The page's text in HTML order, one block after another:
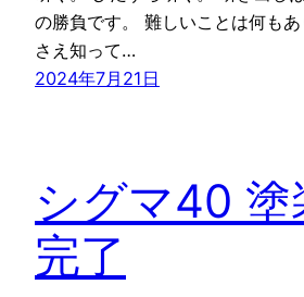
の勝負です。 難しいことは何も
さえ知って…
2024年7月21日
シグマ40 塗
完了